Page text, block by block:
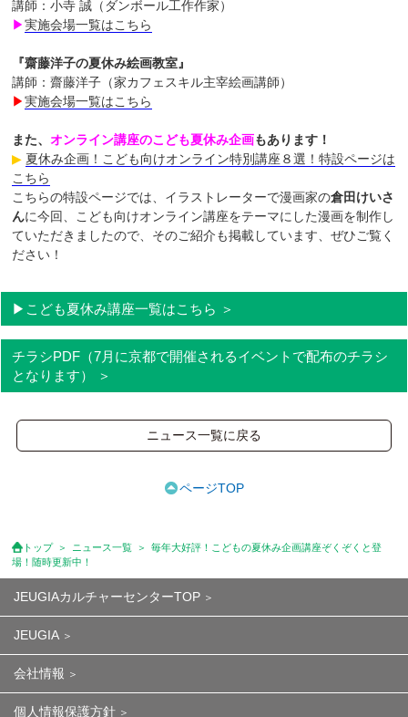
講師：小寺 誠（ダンボール工作作家）
▶︎実施会場一覧はこちら
『齋藤洋子の夏休み絵画教室』
講師：齋藤洋子（家カフェスキル主宰絵画講師）
▶︎実施会場一覧はこちら
また、オンライン講座のこども夏休み企画もあります！
▶︎ 夏休み企画！こども向けオンライン特別講座８選！特設ページは
こちら
こちらの特設ページでは、イラストレーターで漫画家の倉田けいさ
んに今回、こども向けオンライン講座をテーマにした漫画を制作し
ていただきましたので、そのご紹介も掲載しています、ぜひご覧く
ださい！
▶︎こども夏休み講座一覧はこちら
チラシPDF（7月に京都で開催されるイベントで配布のチラシ
となります）
ニュース一覧に戻る
ページTOP
トップ ニュース一覧
毎年大好評！こどもの夏休み企画講座ぞくぞくと登
場！随時更新中！
JEUGIAカルチャーセンターTOP
JEUGIA
会社情報
個人情報保護方針